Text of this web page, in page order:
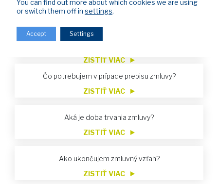
ZISTIŤ VIAC
Bol som obmedzený z dôvodu neuhradenia faktúr.
ZISTIŤ VIAC
Čo potrebujem v prípade prepisu zmluvy?
ZISTIŤ VIAC
Aká je doba trvania zmluvy?
ZISTIŤ VIAC
Ako ukončujem zmluvný vzťah?
ZISTIŤ VIAC
You can find out more about which cookies we are using
or switch them off in settings
Accept Settings